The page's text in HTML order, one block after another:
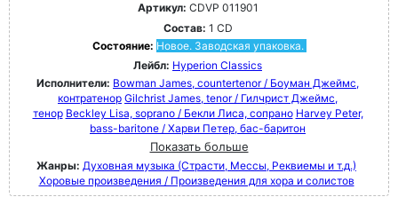
Артикул: CDVP 011901
Состав: 1 CD
Состояние: Новое. Заводская упаковка.
Лейбл: Hyperion Classics
Исполнители: Bowman James, countertenor / Боуман Джеймс,
контратенор Gilchrist James, tenor / Гилчрист Джеймс,
тенор Beckley Lisa, soprano / Бекли Лиса, сопрано Harvey Peter,
bass-baritone / Харви Петер, бас-баритон
Показать больше
Жанры: Духовная музыка (Страсти, Мессы, Реквиемы и т.д.)
Хоровые произведения / Произведения для хора и солистов